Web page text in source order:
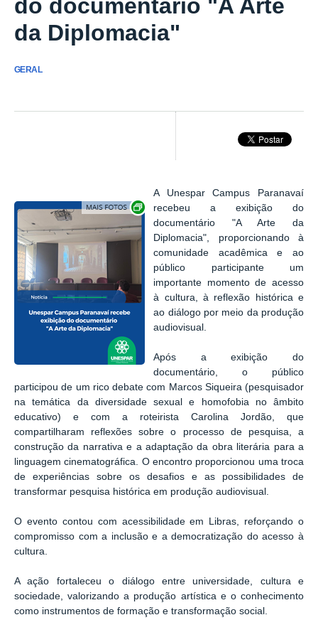
do documentário "A Arte
da Diplomacia"
GERAL
Exibir carrossel de imagens
A Unespar Campus Paranavaí
recebeu a exibição do
documentário "A Arte da
Diplomacia", proporcionando à
comunidade acadêmica e ao
público participante um
importante momento de acesso
à cultura, à reflexão histórica e
ao diálogo por meio da produção
audiovisual.
Após a exibição do
documentário, o público
participou de um rico debate com Marcos Siqueira (pesquisador
na temática da diversidade sexual e homofobia no âmbito
educativo) e com a roteirista Carolina Jordão, que
compartilharam reflexões sobre o processo de pesquisa, a
construção da narrativa e a adaptação da obra literária para a
linguagem cinematográfica. O encontro proporcionou uma troca
de experiências sobre os desafios e as possibilidades de
transformar pesquisa histórica em produção audiovisual.
O evento contou com acessibilidade em Libras, reforçando o
compromisso com a inclusão e a democratização do acesso à
cultura.
A ação fortaleceu o diálogo entre universidade, cultura e
sociedade, valorizando a produção artística e o conhecimento
como instrumentos de formação e transformação social.